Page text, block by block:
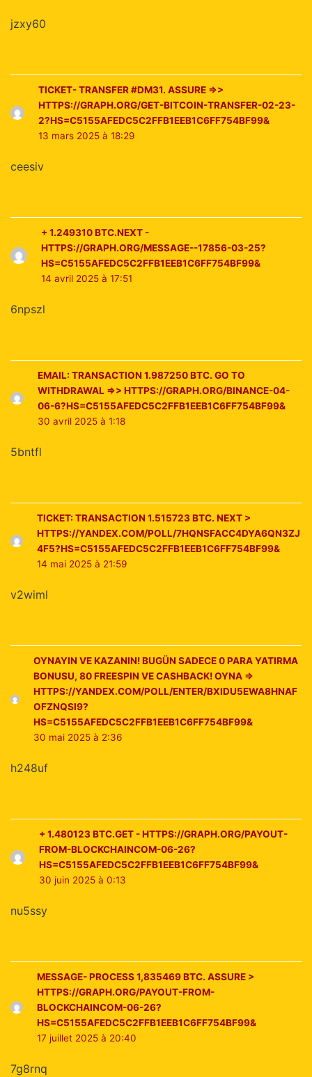
jzxy60
TICKET- TRANSFER #DM31. ASSURE =>>
HTTPS://GRAPH.ORG/GET-BITCOIN-TRANSFER-02-23-
2?HS=C5155AFEDC5C2FFB1EEB1C6FF754BF99&
13 mars 2025 à 18:29
ceesiv
+ 1.249310 BTC.NEXT -
HTTPS://GRAPH.ORG/MESSAGE--17856-03-25?
HS=C5155AFEDC5C2FFB1EEB1C6FF754BF99&
14 avril 2025 à 17:51
6npszl
EMAIL: TRANSACTION 1.987250 BTC. GO TO
WITHDRAWAL =>> HTTPS://GRAPH.ORG/BINANCE-04-
06-6?HS=C5155AFEDC5C2FFB1EEB1C6FF754BF99&
30 avril 2025 à 1:18
5bntfl
TICKET: TRANSACTION 1.515723 BTC. NEXT >
HTTPS://YANDEX.COM/POLL/7HQNSFACC4DYA6QN3ZJ
4F5?HS=C5155AFEDC5C2FFB1EEB1C6FF754BF99&
14 mai 2025 à 21:59
v2wiml
OYNAYIN VE KAZANIN! BUGÜN SADECE 0 PARA YATIRMA
BONUSU, 80 FREESPIN VE CASHBACK! OYNA =>
HTTPS://YANDEX.COM/POLL/ENTER/BXIDU5EWA8HNAF
OFZNQSI9?
HS=C5155AFEDC5C2FFB1EEB1C6FF754BF99&
30 mai 2025 à 2:36
h248uf
+ 1.480123 BTC.GET - HTTPS://GRAPH.ORG/PAYOUT-
FROM-BLOCKCHAINCOM-06-26?
HS=C5155AFEDC5C2FFB1EEB1C6FF754BF99&
30 juin 2025 à 0:13
nu5ssy
MESSAGE- PROCESS 1,835469 BTC. ASSURE >
HTTPS://GRAPH.ORG/PAYOUT-FROM-
BLOCKCHAINCOM-06-26?
HS=C5155AFEDC5C2FFB1EEB1C6FF754BF99&
17 juillet 2025 à 20:40
7g8rnq